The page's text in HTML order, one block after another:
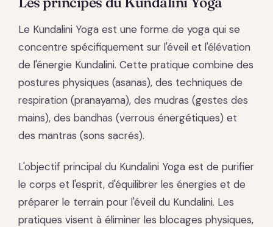
Le Kundalini Yoga est une forme de yoga qui se
concentre spécifiquement sur l'éveil et l'élévation
de l'énergie Kundalini. Cette pratique combine des
postures physiques (asanas), des techniques de
respiration (pranayama), des mudras (gestes des
mains), des bandhas (verrous énergétiques) et
des mantras (sons sacrés).
L'objectif principal du Kundalini Yoga est de purifier
le corps et l'esprit, d'équilibrer les énergies et de
préparer le terrain pour l'éveil du Kundalini. Les
pratiques visent à éliminer les blocages physiques,